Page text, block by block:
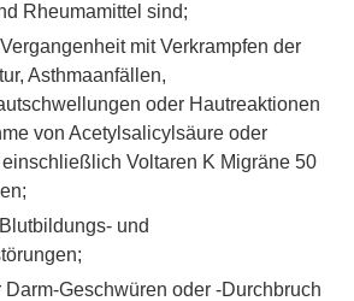
Rheumamittel sind;
mit Verkrampfen der
Asthmaanfällen,
oder Hautreaktionen
von Acetylsalicylsäure oder
Voltaren K Migräne 50
und
Darm-Geschwüren oder -Durchbruch